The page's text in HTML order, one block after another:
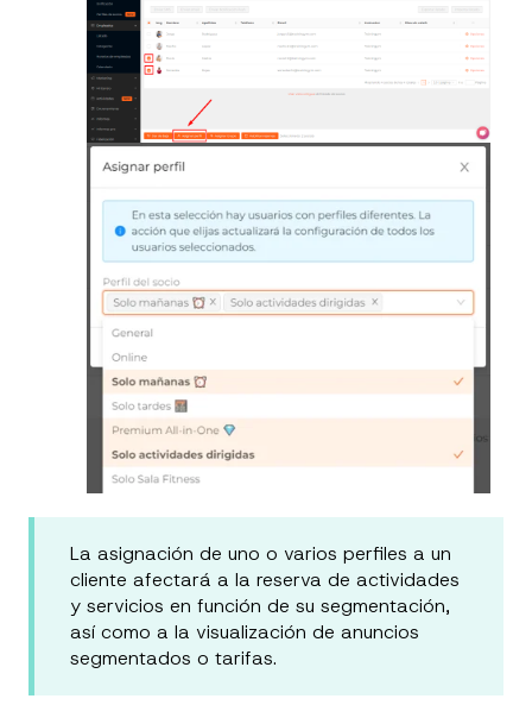
La asignación de uno o varios perfiles a un
cliente afectará a la reserva de actividades
y servicios en función de su segmentación,
así como a la visualización de anuncios
segmentados o tarifas.